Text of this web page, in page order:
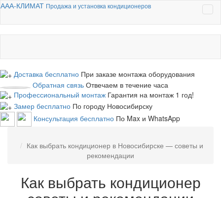
ААА-КЛИМАТ Продажа и установка кондиционеров
Доставка бесплатно При заказе монтажа оборудования
Обратная связь Отвечаем в течение часа
Профессиональный монтаж Гарантия на монтаж 1 год!
Замер бесплатно По городу Новосибирску
Консультация бесплатно По Max и WhatsApp
Как выбрать кондиционер в Новосибирске — советы и
рекомендации
Как выбрать кондиционер